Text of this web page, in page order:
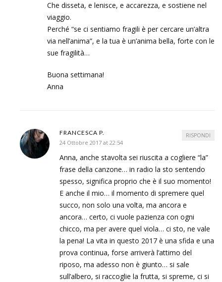
Che disseta, e lenisce, e accarezza, e sostiene nel
viaggio.
Perché “se ci sentiamo fragili è per cercare un’altra
via nell’anima”, e la tua è un’anima bella, forte con le
sue fragilità…
Buona settimana!
Anna
FRANCESCA P.
24 Ottobre 2017 at 22:54
Anna, anche stavolta sei riuscita a cogliere “la”
frase della canzone… in radio la sto sentendo
spesso, significa proprio che è il suo momento!
E anche il mio… il momento di spremere quel
succo, non solo una volta, ma ancora e
ancora… certo, ci vuole pazienza con ogni
chicco, ma per avere quel viola… ci sto, ne vale
la pena! La vita in questo 2017 è una sfida e una
prova continua, forse arriverà l’attimo del
riposo, ma adesso non è giunto… si sale
sull’albero, si raccoglie la frutta, si spreme, ci si
RISPONDI